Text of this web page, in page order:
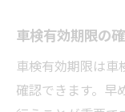
車検有効期限の
車検有効期限は車
確認できます。早